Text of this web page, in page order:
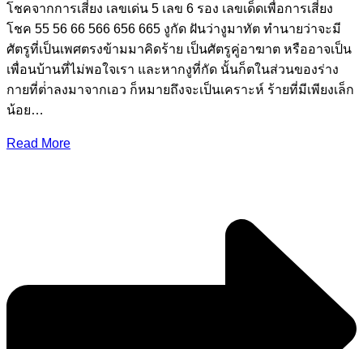
โชคจากการเสี่ยง เลขเด่น 5 เลข 6 รอง เลขเด็ดเพื่อการเสี่ยง
โชค 55 56 66 566 656 665 งูกัด ฝันว่างูมาทัต ทํานายว่าจะมี
ศัตรูที่เป็นเพศตรงข้ามมาคิดร้าย เป็นศัตรูคู่อาฆาต หรืออาจเป็น
เพื่อนบ้านที่ไม่พอใจเรา และหากงูที่กัด นั้นก็ตในส่วนของร่าง
กายที่ต่ําลงมาจากเอว ก็หมายถึงจะเป็นเคราะห์ ร้ายที่มีเพียงเล็ก
น้อย…
Read More